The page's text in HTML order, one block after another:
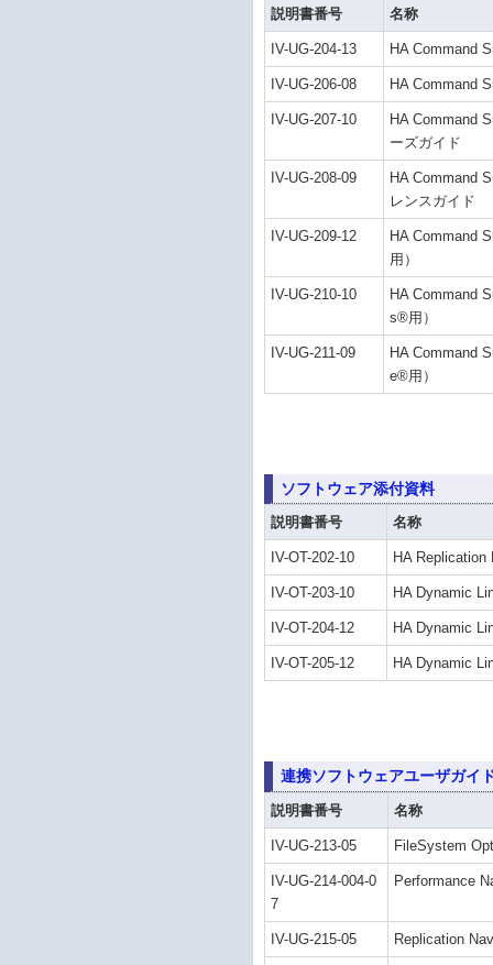
説明書番号 名称
IV-UG-204-13 HA Command
IV-UG-206-08 HA Command
IV-UG-207-10
HA Command
ーズガイド
IV-UG-208-09
HA Command
レンスガイド
IV-UG-209-12
HA Command
用）
IV-UG-210-10
HA Command
s®用）
IV-UG-211-09
HA Command
e®用）
ソフトウェア添付資料
説明書番号 名称
IV-OT-202-10 HA
IV-OT-203-10 HA Dynamic
IV-OT-204-12 HA Dynamic
IV-OT-205-12 HA Dynamic
連携ソフトウェアユーザガイ
説明書番号 名称
IV-UG-213-05 FileSystem
IV-UG-214-004-0
7
Performance
IV-UG-215-05 Replication